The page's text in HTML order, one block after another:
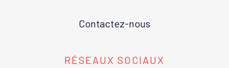
Contactez-nous
RÉSEAUX SOCIAUX